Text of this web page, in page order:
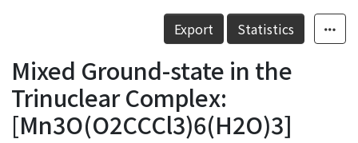
Statistics
Details
Export Statistics
Mixed Ground-state in the
Trinuclear Complex:
[Mn3O(O2CCCl3)6(H2O)3]